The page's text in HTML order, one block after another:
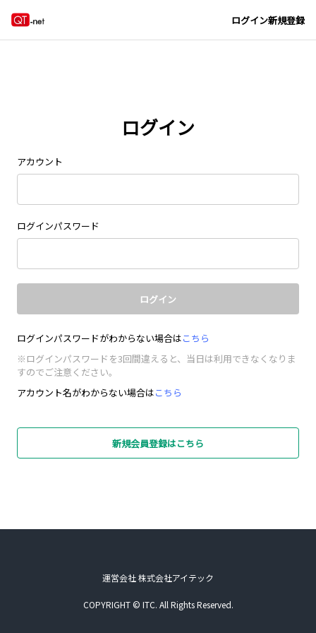
ログイン新規登録
ログイン
アカウント
ログインパスワード
ログイン
ログインパスワードがわからない場合はこちら
※ログインパスワードを3回間違えると、当日は利用できなくなりま
すのでご注意ください。
アカウント名がわからない場合はこちら
新規会員登録はこちら
運営会社 株式会社アイテック
COPYRIGHT © ITC. All Rights Reserved.